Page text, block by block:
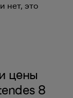
нет, это
цены
8